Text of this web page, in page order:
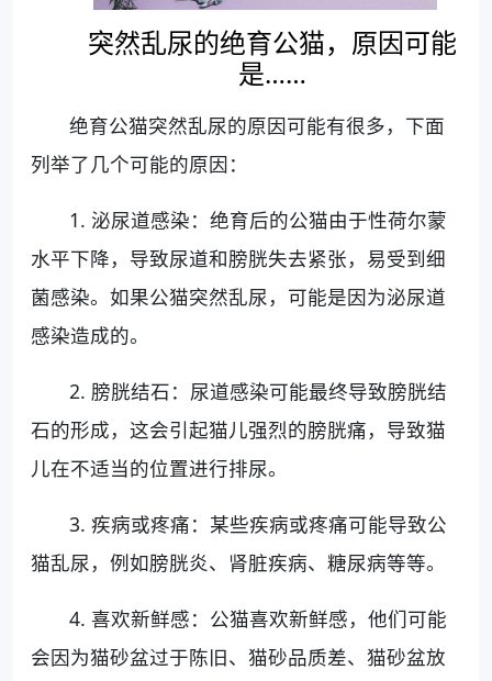
突然乱尿的绝育公猫，原因可能
是……
绝育公猫突然乱尿的原因可能有很多，下面
列举了几个可能的原因：
1. 泌尿道感染：绝育后的公猫由于性荷尔蒙
水平下降，导致尿道和膀胱失去紧张，易受到细
菌感染。如果公猫突然乱尿，可能是因为泌尿道
感染造成的。
2. 膀胱结石：尿道感染可能最终导致膀胱结
石的形成，这会引起猫儿强烈的膀胱痛，导致猫
儿在不适当的位置进行排尿。
3. 疾病或疼痛：某些疾病或疼痛可能导致公
猫乱尿，例如膀胱炎、肾脏疾病、糖尿病等等。
4. 喜欢新鲜感：公猫喜欢新鲜感，他们可能
会因为猫砂盆过于陈旧、猫砂品质差、猫砂盆放